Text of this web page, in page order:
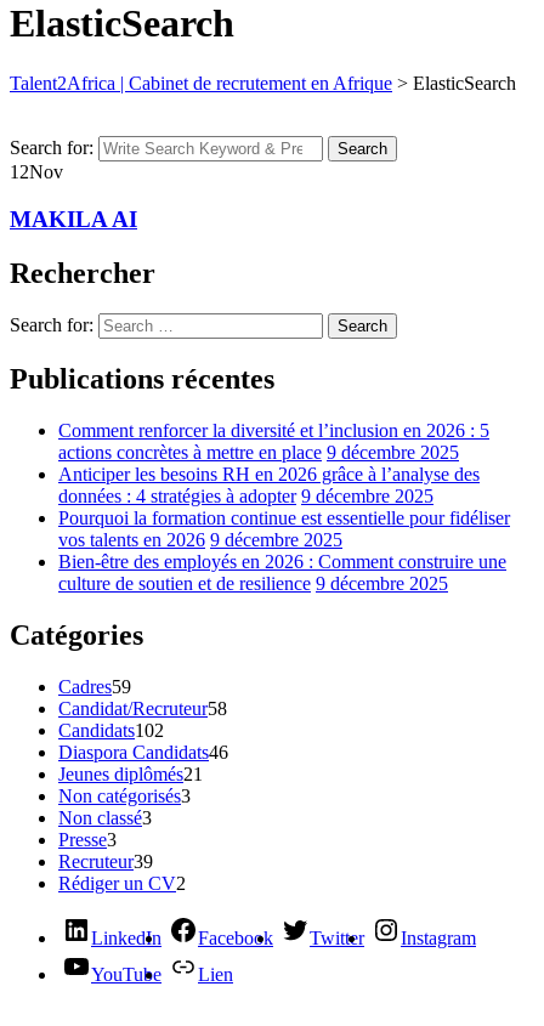
ElasticSearch
Talent2Africa | Cabinet de recrutement en Afrique > ElasticSearch
Search for: Search
12Nov
MAKILA AI
Rechercher
Search for: Search
Publications récentes
Comment renforcer la diversité et l’inclusion en 2026 : 5
actions concrètes à mettre en place 9 décembre 2025
Anticiper les besoins RH en 2026 grâce à l’analyse des
données : 4 stratégies à adopter 9 décembre 2025
Pourquoi la formation continue est essentielle pour fidéliser
vos talents en 2026 9 décembre 2025
Bien-être des employés en 2026 : Comment construire une
culture de soutien et de resilience 9 décembre 2025
Catégories
Cadres59
Candidat/Recruteur58
Candidats102
Diaspora Candidats46
Jeunes diplômés21
Non catégorisés3
Non classé3
Presse3
Recruteur39
Rédiger un CV2
LinkedIn Facebook Twitter
Instagram
YouTube
Lien